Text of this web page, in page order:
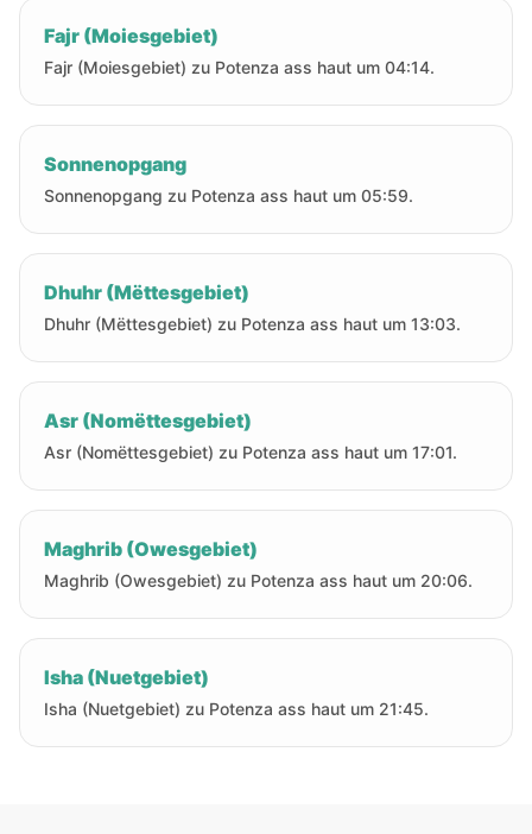
Fajr (Moiesgebiet)
Fajr (Moiesgebiet) zu Potenza ass haut um 04:14.
Sonnenopgang
Sonnenopgang zu Potenza ass haut um 05:59.
Dhuhr (Mëttesgebiet)
Dhuhr (Mëttesgebiet) zu Potenza ass haut um 13:03.
Asr (Nomëttesgebiet)
Asr (Nomëttesgebiet) zu Potenza ass haut um 17:01.
Maghrib (Owesgebiet)
Maghrib (Owesgebiet) zu Potenza ass haut um 20:06.
Isha (Nuetgebiet)
Isha (Nuetgebiet) zu Potenza ass haut um 21:45.